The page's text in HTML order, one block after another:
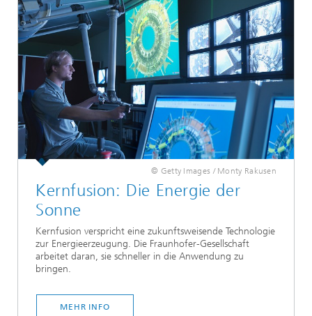
© Getty Images / Monty Rakusen
Kernfusion: Die Energie der
Sonne
Kernfusion verspricht eine zukunftsweisende Technologie
zur Energieerzeugung. Die Fraunhofer-Gesellschaft
arbeitet daran, sie schneller in die Anwendung zu
bringen.
MEHR INFO